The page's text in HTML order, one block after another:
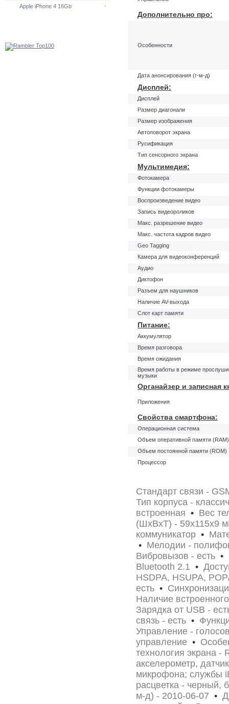
Дополнительно про:
Особенности
Дата анонсирования (г-м-д)
Дисплей:
Дисплей
Размер диагонали
Размер изображения
Автоповорот экрана
Русификация
Тип сенсорного экрана
Мультимедия:
Фотокамера
Функции фотокамеры
Воспроизведение видео
Запись видеороликов
Макс. разрешение видео
Макс. частота кадров видео
Geo Tagging
Камера для видеоконференций
Аудио
Диктофон
Разъем для наушников
Наличие AV-выхода
Слот карт памяти
Питание:
Аккумулятор
Время разговора
Время ожидания
Время работы в режиме
музыки
Органайзер и записная
Приложения
Свойства смартфона:
Операционная система
Объем оперативной памяти (RAM)
Объем постоянной памяти (ROM)
Процессор
Стандарт связи -
Тип корпуса -
встроенная • Вес
(ШxВxТ) - 59x115x9
коммуникатор •
• Мелодии -
Вибровызов - есть •
Bluetooth 2.1 •
HSDPA, HSUPA,
есть •
Наличие
Зарядка от USB -
связь - есть •
Управление -
управление •
технология экрана -
акселерометр,
микрофона; службы
расцветка -
м-д) - 2010-06-07 •
Apple iPhone 4 16Gb